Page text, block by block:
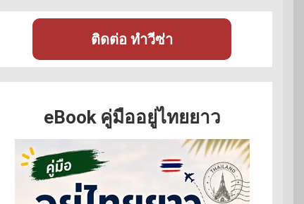
ติดต่อ ทำวีซ่า
eBook คู่มืออยู่ไทยยาว